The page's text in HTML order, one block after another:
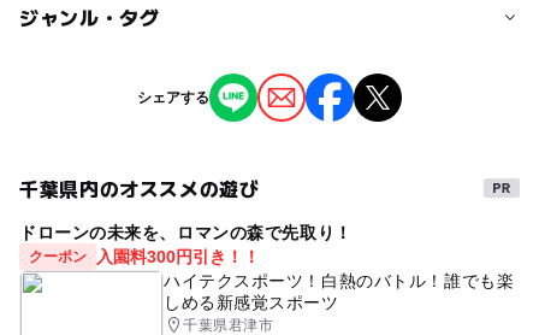
0111）で予約いただくとスムーズです。
展示場のご見学・アンケートへのご協力で無料でご参加頂
けます。
各展示場は換気を行っている場合がございます。
何卒ご理解ならびにご協力を賜りますようお願い申し上げ
ジャンル・タグ
ものづくり・学び体験
タグ
柏 こどもイベント キッズスペース
こども無料イベント 体験イベント ワークショップ
観葉植物
シェアする
千葉県内のオススメの遊び
ドローンの未来を、ロマンの森で先取り！
クーポン
入園料300円引き！！
ハイテクスポーツ！白熱のバトル！誰でも楽
しめる新感覚スポーツ
千葉県君津市